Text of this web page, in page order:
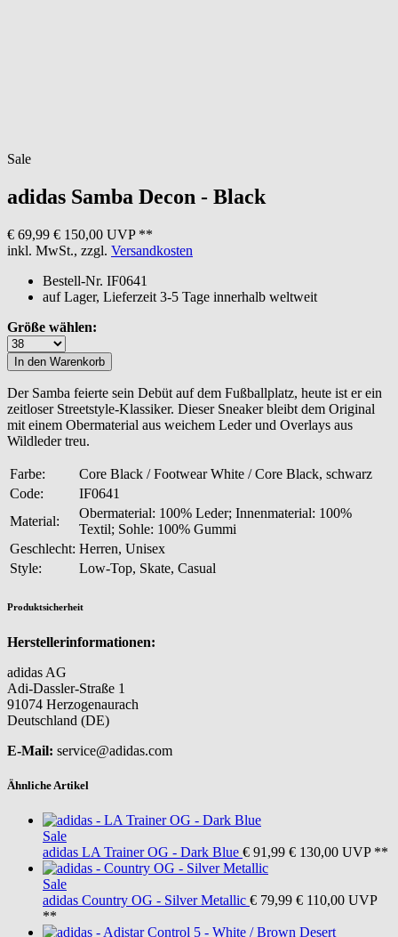
Sale
adidas Samba Decon - Black
€ 69,99 € 150,00 UVP **
inkl. MwSt., zzgl. Versandkosten
Bestell-Nr. IF0641
auf Lager, Lieferzeit 3-5 Tage innerhalb weltweit
Größe wählen:
Der Samba feierte sein Debüt auf dem Fußballplatz, heute ist er ein
zeitloser Streetstyle-Klassiker. Dieser Sneaker bleibt dem Original
mit einem Obermaterial aus weichem Leder und Overlays aus
Wildleder treu.
Farbe:
Core Black / Footwear White / Core Black, schwarz
Code:
IF0641
Material:
Obermaterial: 100% Leder; Innenmaterial: 100%
Textil; Sohle: 100% Gummi
Geschlecht: Herren, Unisex
Style:
Low-Top, Skate, Casual
Produktsicherheit
Herstellerinformationen:
adidas AG
Adi-Dassler-Straße 1
91074 Herzogenaurach
Deutschland (DE)
E-Mail: service@adidas.com
Ähnliche Artikel
Sale
adidas LA Trainer OG - Dark Blue € 91,99 € 130,00 UVP **
Sale
adidas Country OG - Silver Metallic € 79,99 € 110,00 UVP
**